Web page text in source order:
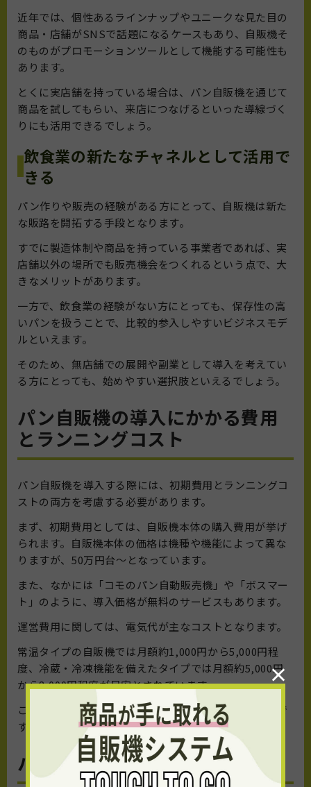
近年では、個性あるラインナップやユニークな見た目の
商品・店舗がSNSで話題になるケースもあり、自販機そ
のものがプロモーションツールとして機能する可能性も
あります。
とくに実店舗を持っている場合は、パン自販機を通じて
商品を試してもらい、来店につなげるといった導線づく
りにも活用できるでしょう。
飲食業の新たなチャネルとして活用で
きる
パン作りや販売の経験がある方にとって、自販機は新た
な販路を開拓する手段となります。
すでに製造体制や商品を持っている事業者であれば、実
店舗以外の場所でも販売機会をつくれるという点で、大
きなメリットがあります。
一方で、飲食業の経験がない方にとっても、保存性の高
いパンを扱うことで、比較的参入しやすいビジネスモデ
ルといえます。
そのため、無店舗での展開や副業として導入を考えてい
る方にとっても、始めやすい選択肢といえるでしょう。
パン自販機の導入にかかる費用
とランニングコスト
パン自販機を導入する際には、初期費用とランニングコ
ストの両方を考慮する必要があります。
まず、初期費用としては、自販機本体の購入費用が挙げ
られます。自販機本体の価格は機種や機能によって異な
りますが、50万円台〜となっています。
また、なかには「コモのパン自動販売機」や「ボスマー
ト」のように、導入価格が無料のサービスもあります。
運営費用に関しては、​電気代が主なコストとなります。
​常温タイプの自販機では月額約1,000円から5,000円程
度、冷蔵・冷凍機能を備えたタイプでは月額約5,000円
から8,000円程度が目安とされています。 ​
これらの費用を踏まえ、事業計画を立てることが大切で
す。​
パン自販機導入までの流れ
×